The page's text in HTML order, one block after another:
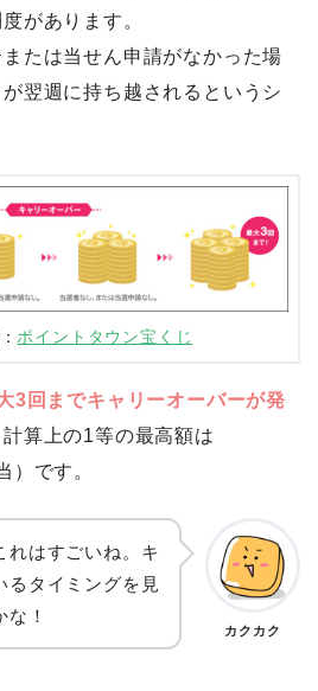
があります。
たは当せん申請がなかった場
翌週に持ち越されるというシ
ポイントタウン宝くじ
3回までキャリーオーバーが発
算上の1等の最高額は
）です。
れはすごいね。キ
るタイミングを見
！
カクカク